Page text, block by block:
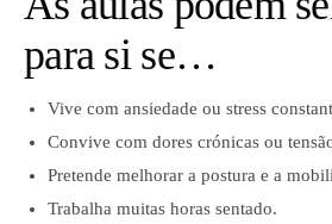
para si se…
Vive com ansiedade ou stress
Convive com dores crónicas ou
Pretende melhorar a postura e a
Trabalha muitas horas sentado.